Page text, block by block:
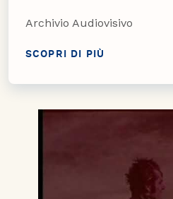
Archivio Audiovisivo
SCOPRI DI PIÙ